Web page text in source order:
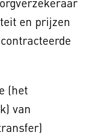
en prijzen
(het
van